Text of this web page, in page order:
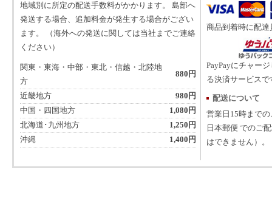
地域別に所定の配送手数料がかかります。 島部へ
発送する場合、追加料金が発生する場合がござい
ます。 （海外への発送に関しては当社までご連絡
ください）
関東・東海・中部・東北・信越・北陸地
方
880円
近畿地方
980円
中国・四国地方
1,080円
北海道･九州地方
1,250円
沖縄
1,400円
商品到着時に配
PayPayにチャー
る決済サービスで
配送について
営業日15時まで
日本郵便 でのご
はできません）。